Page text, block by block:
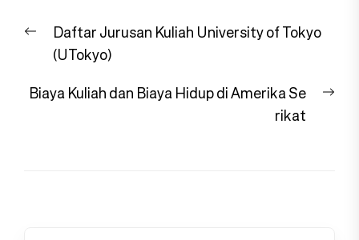
pos
Previous
post:
Daftar Jurusan Kuliah University of Tokyo
(UTokyo)
Biaya Kuliah dan Biaya Hidup di Amerika Se
rikat